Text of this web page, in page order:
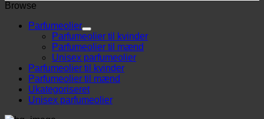
Browse
Parfumeolier
Parfumeolier til kvinder
Parfumeolier til mænd
Unisex parfumeolier
Parfumeolier til kvinder
Parfumeolier til mænd
Ukategoriseret
Unisex parfumeolier